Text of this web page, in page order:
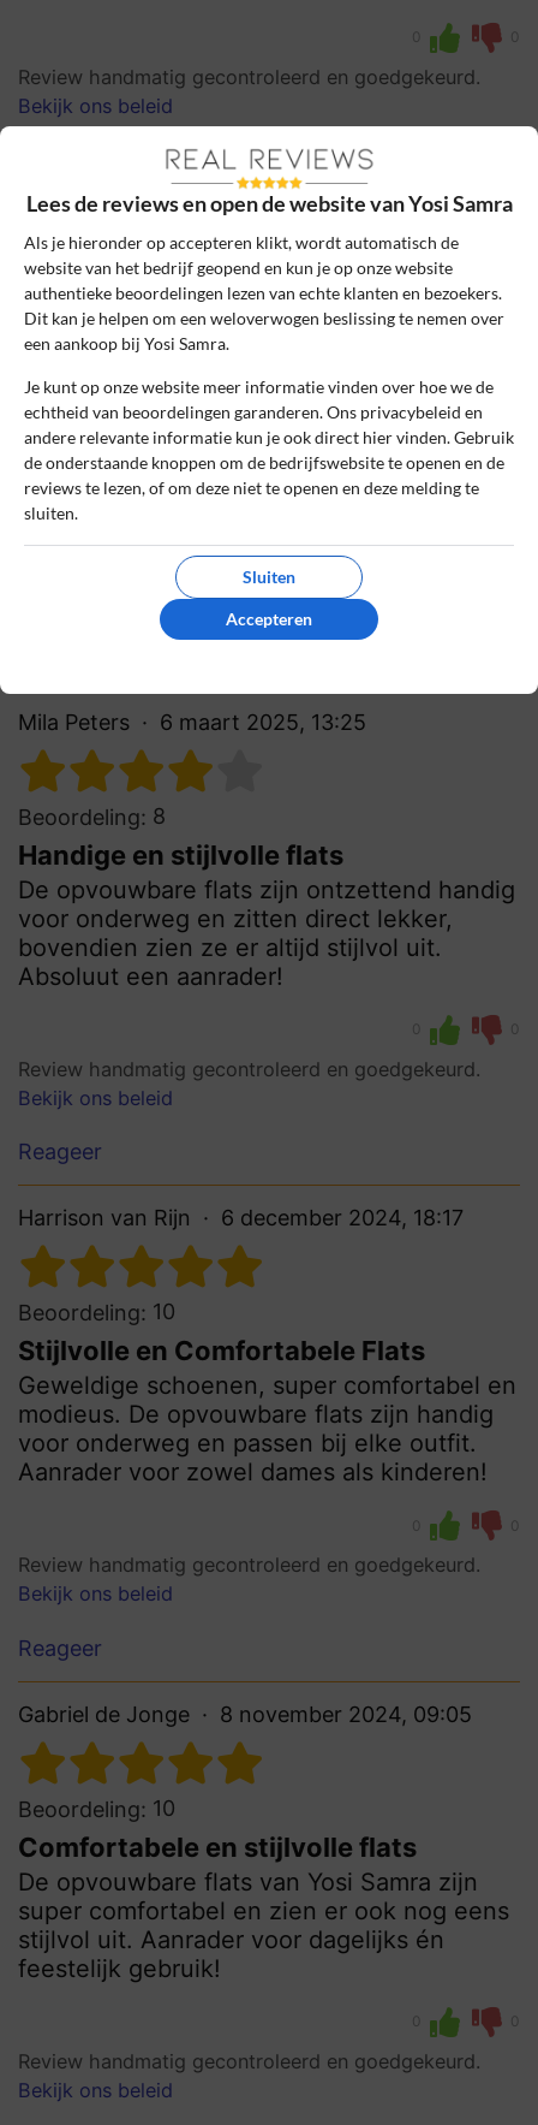
0 0
Review handmatig gecontroleerd en goedgekeurd.
Bekijk ons beleid
Beoordeling: 10
Heerlijke en handige schoenen
De opvouwbare flats van Yosi Samra zitten
heerlijk en zijn super handig voor
onderweg, en de kinderschoenen zijn echt
ontzettend schattig.
Review handmatig gecontroleerd en goedgekeurd.
Bekijk ons beleid
Mila Peters 6 maart 2025, 13:25
Beoordeling: 8
Handige en stijlvolle flats
De opvouwbare flats zijn ontzettend handig
voor onderweg en zitten direct lekker,
bovendien zien ze er altijd stijlvol uit.
Absoluut een aanrader!
0 0
Review handmatig gecontroleerd en goedgekeurd.
Bekijk ons beleid
Reageer
Harrison van Rijn 6 december 2024, 18:17
Beoordeling: 10
Stijlvolle en Comfortabele Flats
Geweldige schoenen, super comfortabel en
modieus. De opvouwbare flats zijn handig
voor onderweg en passen bij elke outfit.
Aanrader voor zowel dames als kinderen!
0 0
Review handmatig gecontroleerd en goedgekeurd.
Bekijk ons beleid
Reageer
Gabriel de Jonge 8 november 2024, 09:05
Beoordeling: 10
Comfortabele en stijlvolle flats
De opvouwbare flats van Yosi Samra zijn
super comfortabel en zien er ook nog eens
stijlvol uit. Aanrader voor dagelijks én
feestelijk gebruik!
0 0
Review handmatig gecontroleerd en goedgekeurd.
Bekijk ons beleid
Lees de reviews en open de website van Yosi Samra
Als je hieronder op accepteren klikt, wordt automatisch de
website van het bedrijf geopend en kun je op onze website
authentieke beoordelingen lezen van echte klanten en bezoekers.
Dit kan je helpen om een weloverwogen beslissing te nemen over
een aankoop bij Yosi Samra.
Je kunt op onze website meer informatie vinden over hoe we de
echtheid van beoordelingen garanderen. Ons privacybeleid en
andere relevante informatie kun je ook direct hier vinden. Gebruik
de onderstaande knoppen om de bedrijfswebsite te openen en de
reviews te lezen, of om deze niet te openen en deze melding te
sluiten.
Sluiten
Accepteren